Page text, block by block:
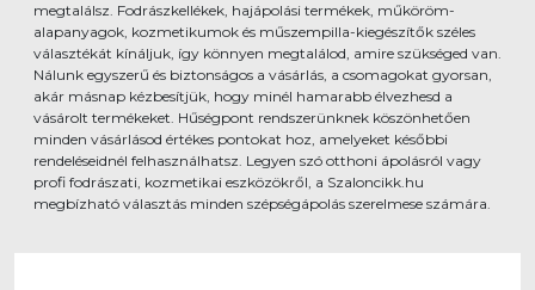
megtalálsz. Fodrászkellékek, hajápolási termékek, műköröm-
alapanyagok, kozmetikumok és műszempilla-kiegészítők széles
választékát kínáljuk, így könnyen megtalálod, amire szükséged van.
Nálunk egyszerű és biztonságos a vásárlás, a csomagokat gyorsan,
akár másnap kézbesítjük, hogy minél hamarabb élvezhesd a
vásárolt termékeket. Hűségpont rendszerünknek köszönhetően
minden vásárlásod értékes pontokat hoz, amelyeket későbbi
rendeléseidnél felhasználhatsz. Legyen szó otthoni ápolásról vagy
profi fodrászati, kozmetikai eszközökről, a Szaloncikk.hu
megbízható választás minden szépségápolás szerelmese számára.